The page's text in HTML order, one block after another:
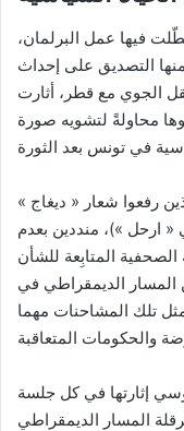
فيها عمل البرلمان،
التصديق على إحداث
الجوي مع قطر، أثارت
محاولةً لتشويه صورة
رفعوا شعار « ديغاج »
ارحل »)، منددين بعدم
الصحفية المتابِعة للشأن
المسار الديمقراطي في
مثل تلك المشاحنات مهما
إثارتها في كل جلسة
المسار الديمقراطي